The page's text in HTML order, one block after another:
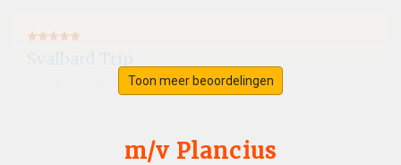
Svalbard Trip
bij Michael Sven Stenico Het Arctisch gebied
sailed along the Artic ice pack and saw polar bears,
Toon meer beoordelingen
m/v Plancius